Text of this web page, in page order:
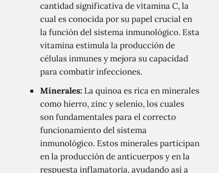
cantidad significativa de vitamina C, la
cual es conocida por su papel crucial en
la función del sistema inmunológico. Esta
vitamina estimula la producción de
células inmunes y mejora su capacidad
para combatir infecciones.
Minerales: La quinoa es rica en minerales
como hierro, zinc y selenio, los cuales
son fundamentales para el correcto
funcionamiento del sistema
inmunológico. Estos minerales participan
en la producción de anticuerpos y en la
respuesta inflamatoria, ayudando así a